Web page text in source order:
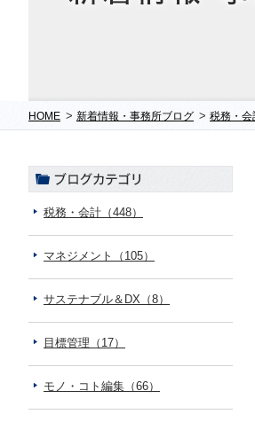
HOME > 新着情報・事務所ブログ > 税務・会
税務・会計（448）
マネジメント（105）
サステナブル＆DX（8）
目標管理（17）
モノ・コト編集（66）